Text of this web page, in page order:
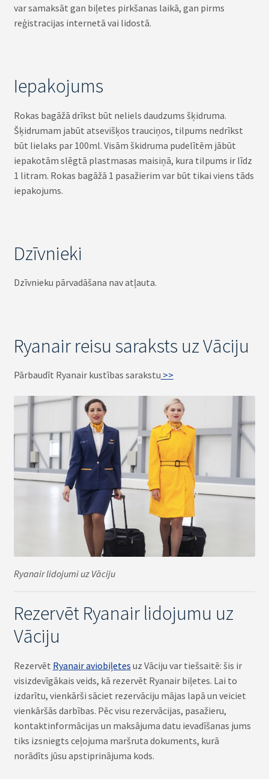
var samaksāt gan biļetes pirkšanas laikā, gan pirms
reģistracijas internetā vai lidostā.
Iepakojums
Rokas bagāžā drīkst būt neliels daudzums šķidruma.
Šķidrumam jabūt atsevišķos trauciņos, tilpums nedrīkst
būt lielaks par 100ml. Visām škidruma pudelītēm jābūt
iepakotām slēgtā plastmasas maisiņā, kura tilpums ir līdz
1 litram. Rokas bagāžā 1 pasažierim var būt tikai viens tāds
iepakojums.
Dzīvnieki
Dzīvnieku pārvadāšana nav atļauta.
Ryanair reisu saraksts uz Vāciju
Pārbaudīt Ryanair kustības sarakstu >>
Ryanair lidojumi uz Vāciju
Rezervēt Ryanair lidojumu uz
Vāciju
Rezervēt Ryanair aviobiļetes uz Vāciju var tiešsaitē: šis ir
visizdevīgākais veids, kā rezervēt Ryanair biļetes. Lai to
izdarītu, vienkārši sāciet rezervāciju mājas lapā un veiciet
vienkāršās darbības. Pēc visu rezervācijas, pasažieru,
kontaktinformācijas un maksājuma datu ievadīšanas jums
tiks izsniegts ceļojuma maršruta dokuments, kurā
norādīts jūsu apstiprinājuma kods.